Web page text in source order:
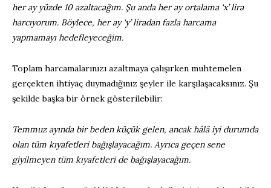
her ay yüzde 10 azaltacağım. Şu anda her ay ortalama ‘x’ lira
harcıyorum. Böylece, her ay ‘y’ liradan fazla harcama
yapmamayı hedefleyeceğim.
Toplam harcamalarınızı azaltmaya çalışırken muhtemelen
gerçekten ihtiyaç duymadığınız şeyler ile karşılaşacaksınız. Şu
şekilde başka bir örnek gösterilebilir:
Temmuz ayında bir beden küçük gelen, ancak hâlâ iyi durumda
olan tüm kıyafetleri bağışlayacağım. Ayrıca geçen sene
giyilmeyen tüm kıyafetleri de bağışlayacağım.